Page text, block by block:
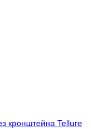
кронштейна Tellure